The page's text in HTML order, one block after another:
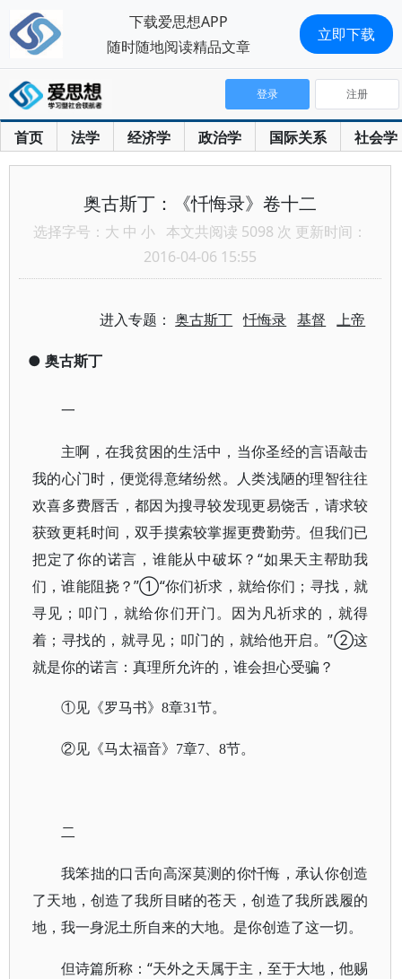
首页 法学 经济学 政治学 国际关系 社会学
登录 注册
奥古斯丁：《忏悔录》卷十二
选择字号： 大 中 小 本文共阅读 5098 次 更新时间：
2016-04-06 15:55
进入专题：奥古斯丁 忏悔录 基督 上帝
● 奥古斯丁
一
主啊，在我贫困的生活中，当你圣经的言语敲击
我的心门时，便觉得意绪纷然。人类浅陋的理智往往
欢喜多费唇舌，都因为搜寻较发现更易饶舌，请求较
获致更耗时间，双手摸索较掌握更费勤劳。但我们已
把定了你的诺言，谁能从中破坏？“如果天主帮助我
们，谁能阻挠？”①“你们祈求，就给你们；寻找，就
寻见；叩门，就给你们开门。因为凡祈求的，就得
着；寻找的，就寻见；叩门的，就给他开启。”②这
就是你的诺言：真理所允许的，谁会担心受骗？
①见《罗马书》8章31节。
②见《马太福音》7章7、8节。
二
我笨拙的口舌向高深莫测的你忏悔，承认你创造
了天地，创造了我所目睹的苍天，创造了我所践履的
地，我一身泥土所自来的大地。是你创造了这一切。
但诗篇所称：“天外之天属于主，至于大地，他赐
下载爱思想APP
随时随地阅读精品文章
立即下载